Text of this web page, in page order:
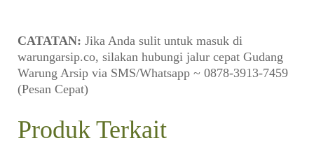
CATATAN: Jika Anda sulit untuk masuk di
warungarsip.co, silakan hubungi jalur cepat Gudang
Warung Arsip via SMS/Whatsapp ~ 0878-3913-7459
(Pesan Cepat)
Produk Terkait